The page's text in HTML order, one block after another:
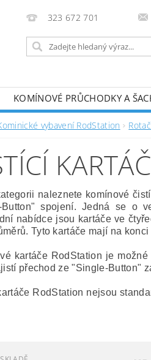
323 672 701
KOMÍNOVÉ PRŮCHODKY A
METODICKÉ PŘÍRUČKY
vybavení RodStation
naleznete komínové
Button" spojení. Jedná se o
nabídce jsou kartáče ve
Tyto kartáče mají na
kartáče RodStation je
přechod ze "Single-Button"
RodStation nejsou